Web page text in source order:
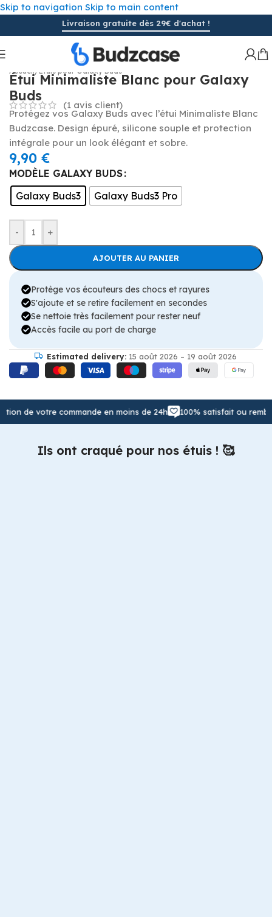
Skip to navigation Skip to main content
Livraison gratuite dès 29€ d'achat !
Cliquez pour agrandir
Accueil/ Étuis pour Galaxy Buds
Étui Minimaliste Blanc pour Galaxy
Buds
(1 avis client)
Protégez vos Galaxy Buds avec l’étui Minimaliste Blanc
Budzcase. Design épuré, silicone souple et protection
intégrale pour un look élégant et sobre.
9,90 €
MODÈLE GALAXY BUDS
Galaxy Buds3
Galaxy Buds3 Pro
- +
AJOUTER AU PANIER
Protège vos écouteurs des chocs et rayures
S'ajoute et se retire facilement en secondes
Se nettoie très facilement pour rester neuf
Accès facile au port de charge
Estimated delivery: 15 août 2026 – 19 août 2026
votre commande en moins de 24h 100% satisfait ou remboursé
Ils ont craqué pour nos étuis ! 🥰